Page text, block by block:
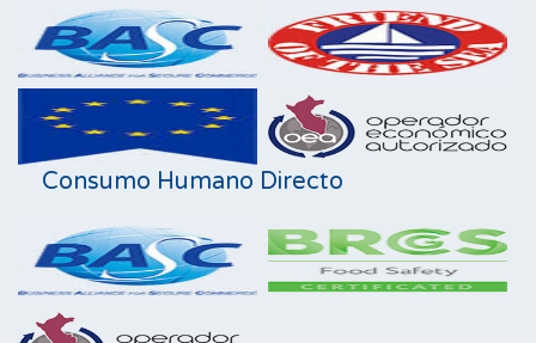
Consumo Humano Directo